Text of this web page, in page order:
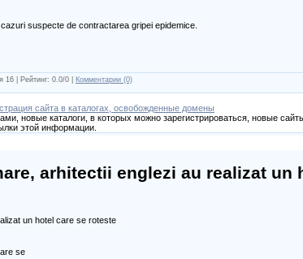
suspecte de contractarea gripei epidemice.
16 | Рейтинг: 0.0/0 | Комментарии (0)
сайта в каталогах, освобожденные домены
новые каталоги, в которых можно зарегистрироваться, новые
этой информации.
arhitectii englezi au realizat un
se